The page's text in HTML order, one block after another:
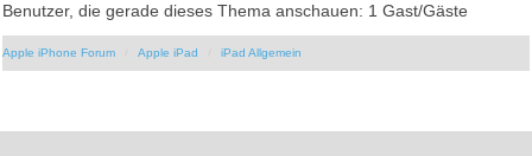
Benutzer, die gerade dieses Thema anschauen: 1 Gast/Gäste
Apple iPhone Forum Apple iPad iPad Allgemein